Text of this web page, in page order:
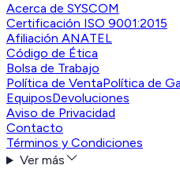
Acerca de SYSCOM
Certificación ISO 9001:2015
Afiliación ANATEL
Código de Ética
Bolsa de Trabajo
Política de VentaPolítica de
EquiposDevoluciones
Aviso de Privacidad
Contacto
Términos y Condiciones
Ver más